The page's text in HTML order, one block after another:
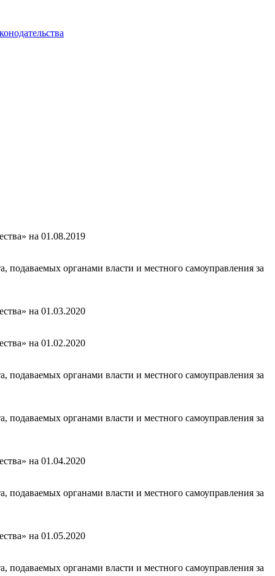
на 01.08.2019
подаваемых органами власти и местного самоуправления за
на 01.03.2020
на 01.02.2020
подаваемых органами власти и местного самоуправления за
подаваемых органами власти и местного самоуправления за
на 01.04.2020
подаваемых органами власти и местного самоуправления за
на 01.05.2020
подаваемых органами власти и местного самоуправления за